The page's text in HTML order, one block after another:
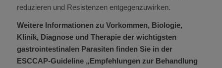
reduzieren und Resistenzen entgegenzuwirken.
Weitere Informationen zu Vorkommen, Biologie,
Klinik, Diagnose und Therapie der wichtigsten
gastrointestinalen Parasiten finden Sie in der
ESCCAP-Guideline „Empfehlungen zur Behandlung